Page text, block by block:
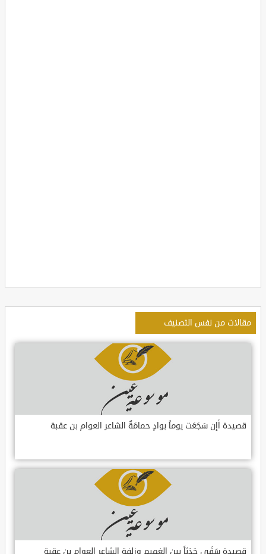
مقالات من نفس التصنيف
قصيدة أإن سَجَعَت يوماً بوادٍ حمامَةٌ الشاعر العوام بن عقبة
قصيدة سَقَى جَدَثاً بين الغميم وزلفةٍ الشاعر العوام بن عقبة